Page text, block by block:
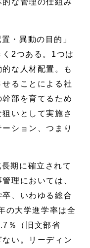
・異動の目的」
2つある。1つは
な人材配置。も
ることによる社
部を育てるため
いとして実施さ
ション、つまり
期に確立されて
理においては、
、いわゆる総合
の大学進学率は全
％（旧文部省
ない。リーディン